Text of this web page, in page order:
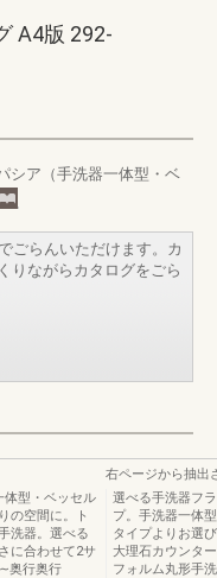
A4版 292-
シア（手洗器一体型・ベ
ごらんいただけます。カ
りながらカタログをごら
型・ベッセル
の空間に。ト
洗器。選べる
に合わせて2サ
奥行奥行
右ページから抽出
選べる手洗器フ
プ。手洗器一体
タイプよりお選
大理石カウンタ
フォルム丸形手